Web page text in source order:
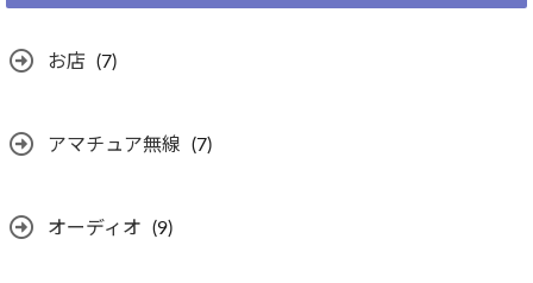
イ
お店 (7)
アマチュア無線 (7)
オーディオ (9)